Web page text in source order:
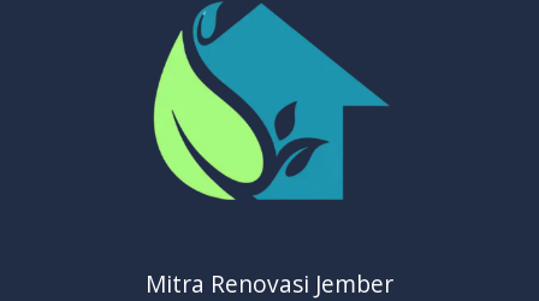
Mitra Renovasi Jember